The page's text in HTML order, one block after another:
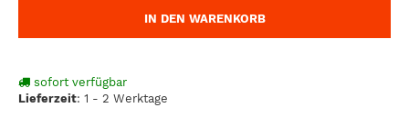
IN DEN WARENKORB
sofort verfügbar
Lieferzeit: 1 - 2 Werktage